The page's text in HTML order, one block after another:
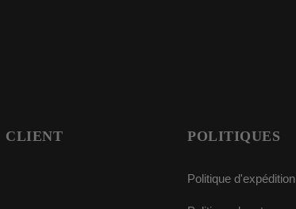
CLIENT POLITIQUES
Politique d'expédition